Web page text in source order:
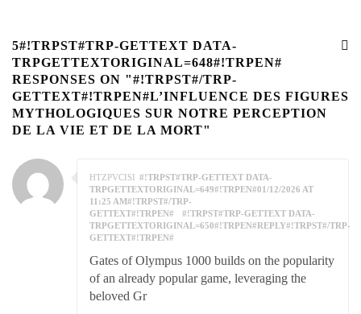
5#!TRPST#TRP-GETTEXT DATA-
TRPGETTEXTORIGINAL=648#!TRPEN#
RESPONSES ON "#!TRPST#/TRP-
GETTEXT#!TRPEN#L’INFLUENCE DES FIGURES
MYTHOLOGIQUES SUR NOTRE PERCEPTION
DE LA VIE ET DE LA MORT"
HTZPVCISI #!TRPST#TRP-GETTEXT DATA-
TRPGETTEXTORIGINAL=649#!TRPEN#01/12/2026 AT
11:25 AM#!TRPST#/TRP-
GETTEXT#!TRPEN#
#!TRPST#TRP-GETTEXT DATA-
TRPGETTEXTORIGINAL=650#!TRPEN#REPLY#!TRPST#/TRP-
GETTEXT#!TRPEN#
Gates of Olympus 1000 builds on the popularity
of an already popular game, leveraging the
beloved Gr